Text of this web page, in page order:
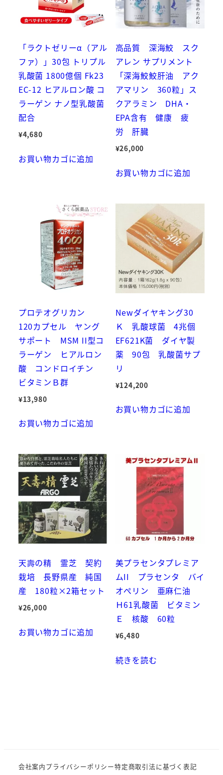
「ラクトゼリーα（アル
ファ）」30包 トリプル
乳酸菌 1800億個 Fk23
EC-12 ヒアルロン酸 コ
ラーゲン ナノ型乳酸菌
配合
¥4,680
お買い物カゴに追加
高品質 深海鮫 スク
アレン サプリメント
「深海鮫鮫肝油 アク
アマリン 360粒」ス
クアラミン DHA・
EPA含有 健康 疲
労 肝臓
¥26,000
お買い物カゴに追加
プロテオグリカン
120カプセル ヤング
サポート MSM II型コ
ラーゲン ヒアルロン
酸 コンドロイチン
ビタミンＢ群
¥13,980
お買い物カゴに追加
Newダイヤキング30
Ｋ 乳酸球菌 4兆個
EF621K菌 ダイヤ製
薬 90包 乳酸菌サプ
リ
¥124,200
お買い物カゴに追加
天壽の精 霊芝 契約
栽培 長野県産 純国
産 180粒×2箱セット
¥26,000
お買い物カゴに追加
美プラセンタプレミア
ムII プラセンタ バイ
オぺリン 亜麻仁油
Ｈ61乳酸菌 ビタミン
Ｅ 核酸 60粒
¥6,480
続きを読む
会社案内プライバシーポリシー特定商取引法に基づく表記